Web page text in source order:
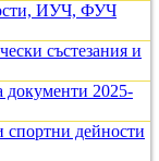
ИУЧ, ФУЧ
състезания и
документи 2025-
дейности